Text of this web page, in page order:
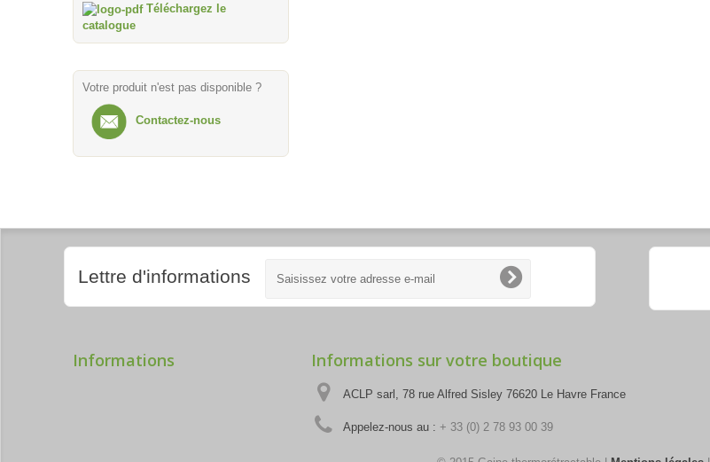
Téléchargez le
catalogue
Votre produit n'est pas disponible ?
Contactez-nous
Lettre d'informations
Informations Informations sur votre boutique
ACLP sarl, 78 rue Alfred Sisley 76620 Le Havre France
Appelez-nous au : + 33 (0) 2 78 93 00 39